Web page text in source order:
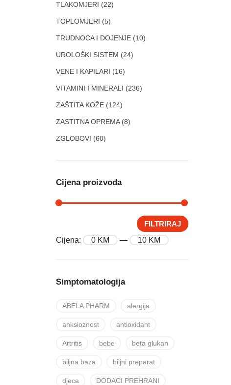
TLAKOMJERI (22)
TOPLOMJERI (5)
TRUDNOCA I DOJENJE (10)
UROLOŠKI SISTEM (24)
VENE I KAPILARI (16)
VITAMINI I MINERALI (236)
ZAŠTITA KOŽE (124)
ZASTITNA OPREMA (8)
ZGLOBOVI (60)
Cijena proizvoda
FILTRIRAJ
Cijena:
0 KM — 10 KM
Simptomatologija
ABELA PHARM alergija
anksioznost antioxidant
Artritis bebe beta glukan
biljna baza biljni preparat
djeca DODACI PREHRANI